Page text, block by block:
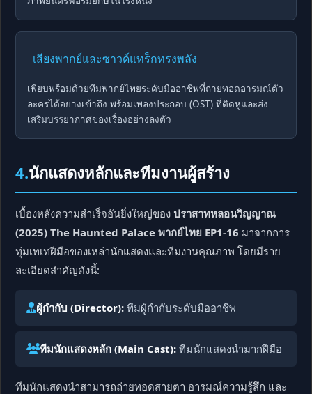
เสียงพากย์และซาวด์แทร็กทรงพลัง
เพียบพร้อมด้วยทีมพากย์ไทยระดับมืออาชีพที่ถ่ายทอดอารมณ์ตัว
ละครได้อย่างเข้าถึง พร้อมเพลงประกอบ (OST) ที่ติดหูและส่ง
เสริมบรรยากาศของเรื่องอย่างลงตัว
4.นักแสดงหลักและทีมงานผู้สร้าง
เบื้องหลังความสำเร็จอันยิ่งใหญ่ของ ปราสาทหลอนวิญญาณ
(2025) The Haunted Palace พากย์ไทย EP1-16 มาจากการ
ทุ่มเทเทฝีมือของเหล่านักแสดงและทีมงานคุณภาพ โดยมีราย
ละเอียดสำคัญดังนี้:
ผู้กำกับ (Director): ทีมผู้กำกับระดับมืออาชีพ
ทีมนักแสดงหลัก (Main Cast): ทีมนักแสดงนำมากฝีมือ
ทีมนักแสดงนำสามารถถ่ายทอดสายตา อารมณ์ความรู้สึก และ